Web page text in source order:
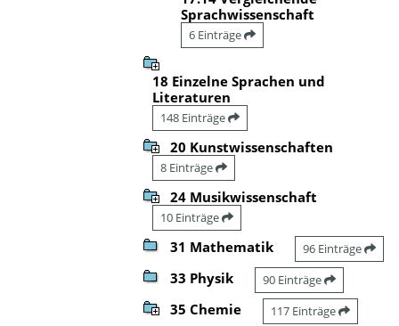
Sprachwissenschaft
6 Einträge
18 Einzelne Sprachen und
Literaturen
148 Einträge
20 Kunstwissenschaften
8 Einträge
24 Musikwissenschaft
10 Einträge
31 Mathematik 96 Einträge
33 Physik 90 Einträge
35 Chemie 117 Einträge